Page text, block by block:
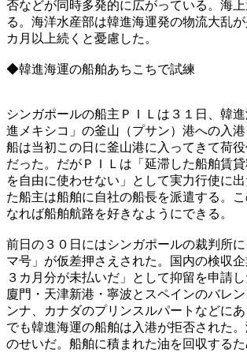
否などが同時多発的に広がっている。海
る。海洋水産部は韓進海運発の物流大乱
カ月以上続くと憂慮した。
◆韓進海運の船舶あちこちで試練
シンガポールの船主ＰＩＬは３１日、韓
進メキシコ」の釜山（プサン）港への入
船は当初この日に釜山港に入ってきて荷
だった。だがＰＩＬは「延滞した船舶賃
を自由に使わせない」として実力行使に
た船主は船舶に自社の船長を派遣する。
なれば船舶航路を好きなようにできる。
前日の３０日にはシンガポールの裁判所
マ号」が仮差押さえされた。国内の検収
３カ月分が未払いだ」として抑留を申請
廈門・天津新港・寧波とスペインのバレ
ンナ、カナダのプリンスルパートなどに
でも韓進海運の船舶は入港が拒否された
のせいだ。船舶に積まれた油を回収する